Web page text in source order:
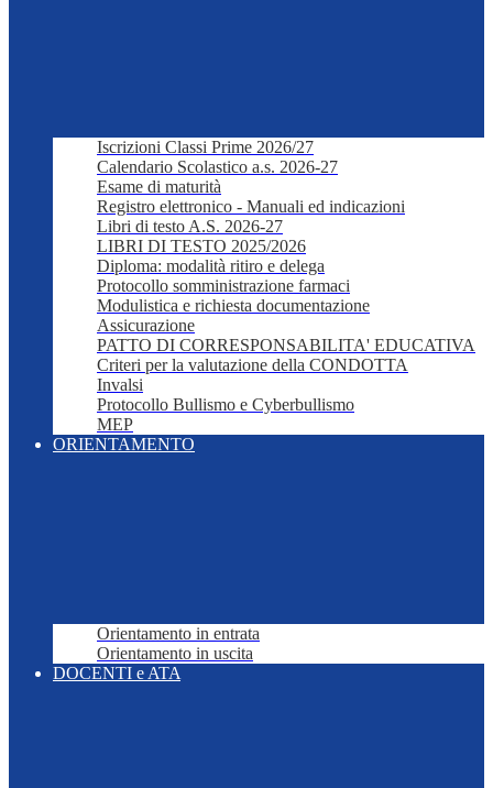
Iscrizioni Classi Prime 2026/27
Calendario Scolastico a.s. 2026-27
Esame di maturità
Registro elettronico - Manuali ed indicazioni
Libri di testo A.S. 2026-27
LIBRI DI TESTO 2025/2026
Diploma: modalità ritiro e delega
Protocollo somministrazione farmaci
Modulistica e richiesta documentazione
Assicurazione
PATTO DI CORRESPONSABILITA' EDUCATIVA
Criteri per la valutazione della CONDOTTA
Invalsi
Protocollo Bullismo e Cyberbullismo
MEP
ORIENTAMENTO
Orientamento in entrata
Orientamento in uscita
DOCENTI e ATA